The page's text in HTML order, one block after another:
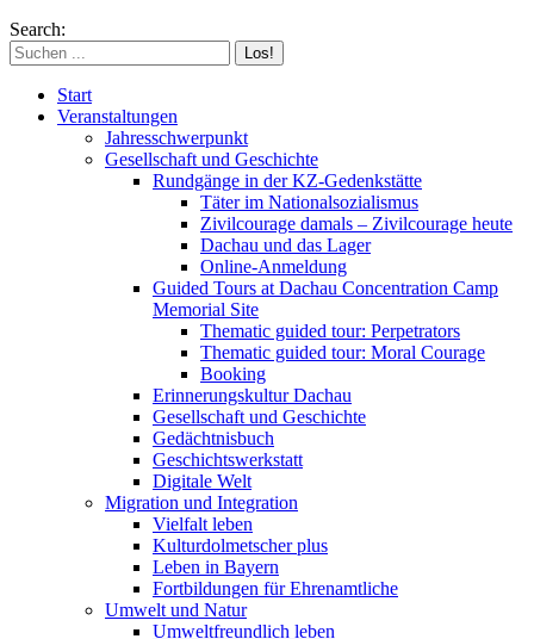
Search:
Start
Veranstaltungen
Jahresschwerpunkt
Gesellschaft und Geschichte
Rundgänge in der KZ-Gedenkstätte
Täter im Nationalsozialismus
Zivilcourage damals – Zivilcourage heute
Dachau und das Lager
Online-Anmeldung
Guided Tours at Dachau Concentration Camp
Memorial Site
Thematic guided tour: Perpetrators
Thematic guided tour: Moral Courage
Booking
Erinnerungskultur Dachau
Gesellschaft und Geschichte
Gedächtnisbuch
Geschichtswerkstatt
Digitale Welt
Migration und Integration
Vielfalt leben
Kulturdolmetscher plus
Leben in Bayern
Fortbildungen für Ehrenamtliche
Umwelt und Natur
Umweltfreundlich leben